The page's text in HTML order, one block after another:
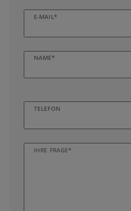
E-MAIL*
NAME*
TELEFON
IHRE FRAGE*